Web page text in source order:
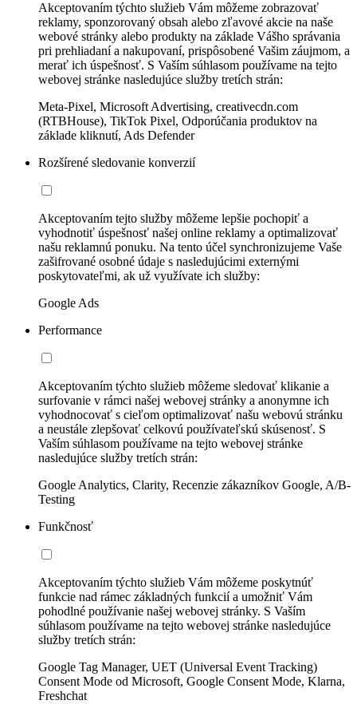
Akceptovaním týchto služieb Vám môžeme zobrazovať
reklamy, sponzorovaný obsah alebo zľavové akcie na naše
webové stránky alebo produkty na základe Vášho správania
pri prehliadaní a nakupovaní, prispôsobené Vašim záujmom, a
merať ich úspešnosť. S Vaším súhlasom používame na tejto
webovej stránke nasledujúce služby tretích strán:
Meta-Pixel, Microsoft Advertising, creativecdn.com
(RTBHouse), TikTok Pixel, Odporúčania produktov na
základe kliknutí, Ads Defender
Rozšírené sledovanie konverzií
Akceptovaním tejto služby môžeme lepšie pochopiť a
vyhodnotiť úspešnosť našej online reklamy a optimalizovať
našu reklamnú ponuku. Na tento účel synchronizujeme Vaše
zašifrované osobné údaje s nasledujúcimi externými
poskytovateľmi, ak už využívate ich služby:
Google Ads
Performance
Akceptovaním týchto služieb môžeme sledovať klikanie a
surfovanie v rámci našej webovej stránky a anonymne ich
vyhodnocovať s cieľom optimalizovať našu webovú stránku
a neustále zlepšovať celkovú používateľskú skúsenosť. S
Vaším súhlasom používame na tejto webovej stránke
nasledujúce služby tretích strán:
Google Analytics, Clarity, Recenzie zákazníkov Google, A/B-
Testing
Funkčnosť
Akceptovaním týchto služieb Vám môžeme poskytnúť
funkcie nad rámec základných funkcií a umožniť Vám
pohodlné používanie našej webovej stránky. S Vaším
súhlasom používame na tejto webovej stránke nasledujúce
služby tretích strán:
Google Tag Manager, UET (Universal Event Tracking)
Consent Mode od Microsoft, Google Consent Mode, Klarna,
Freshchat